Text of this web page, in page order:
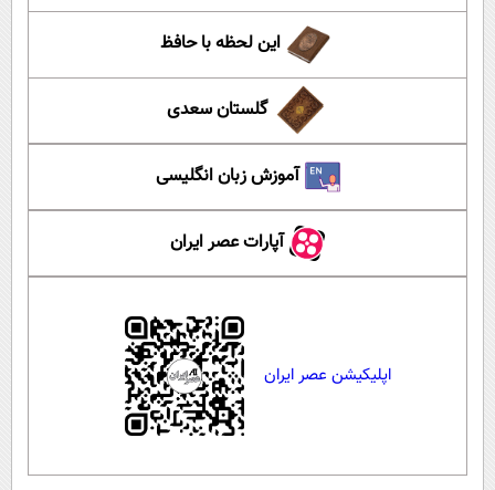
این لحظه با حافظ
گلستان سعدی
آموزش زبان انگلیسی
آپارات عصر ایران
اپلیکیشن عصر ایران